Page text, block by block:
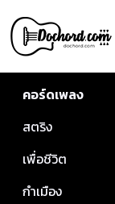
คอร์ดเพลง
สตริง
เพื่อชีวิต
กำเมือง